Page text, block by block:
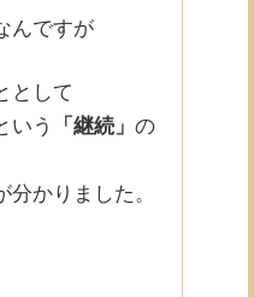
んですが
として
いう
「継続」 の
かりました。